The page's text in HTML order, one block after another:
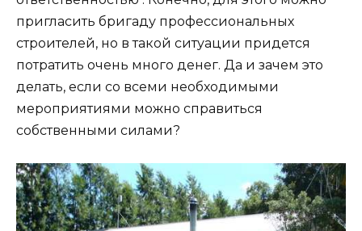
пригласить бригаду профессиональных
строителей, но в такой ситуации придется
потратить очень много денег. Да и зачем это
делать, если со всеми необходимыми
мероприятиями можно справиться
собственными силами?